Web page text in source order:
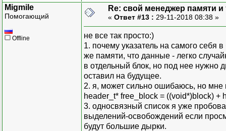
free_list=
size_t
header_t
}
return
}
Migmile
Помогающий
Offline
Re: свой менеджер памяти
« Ответ #13 : 29-11-2018 08:38 »
не все так просто:)
1. почему указатель на самого себя
же памяти, что данные - легко
в отдельный блок, но под нее нужно
оставил на будущее.
2. я, может сильно ошибаюсь, но мне
header_t* free_block = ((void*)block) +
3. односвязный список я уже
выделений-освобождений если
будут большие дырки.